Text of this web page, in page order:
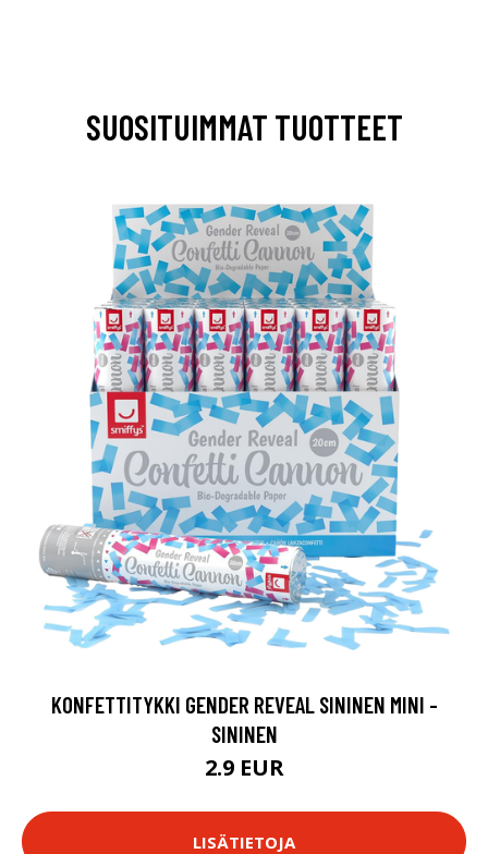
SUOSITUIMMAT TUOTTEET
KONFETTITYKKI GENDER REVEAL SININEN MINI -
SININEN
2.9 EUR
LISÄTIETOJA